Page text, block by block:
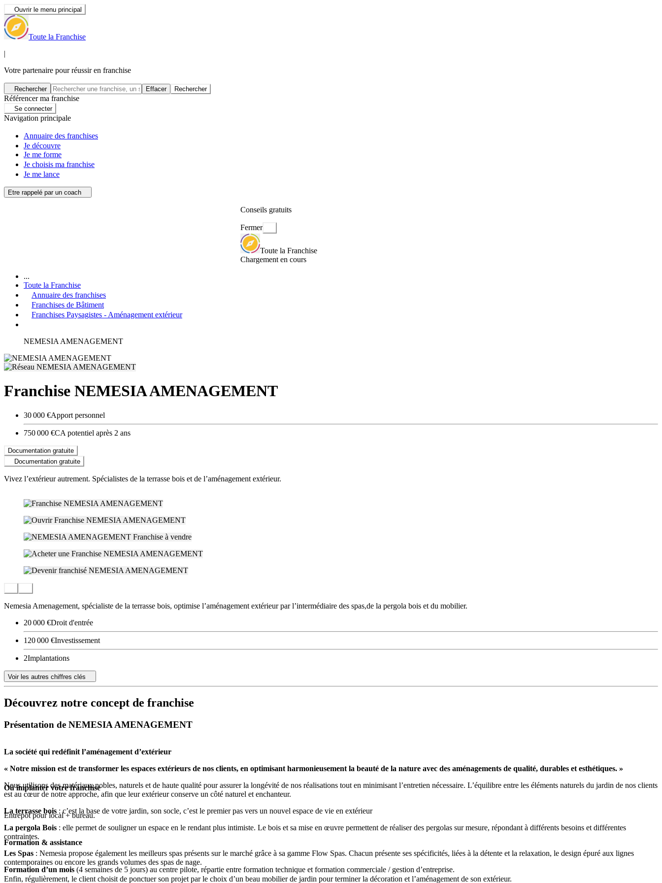
Ouvrir le menu principal
Toute la Franchise
|
Votre partenaire pour réussir en franchise
Rechercher Effacer Rechercher
Référencer ma franchise
Se connecter
Navigation principale
Annuaire des franchises
Je découvre
Je me forme
Je choisis ma franchise
Je me lance
Etre rappelé par un coach
Conseils gratuits
Fermer
Toute la Franchise
Chargement en cours
...
Toute la Franchise
Annuaire des franchises
Franchises de Bâtiment
Franchises Paysagistes - Aménagement extérieur
NEMESIA AMENAGEMENT
Franchise NEMESIA AMENAGEMENT
30 000 €Apport personnel
750 000 €CA potentiel après 2 ans
Documentation gratuite
Documentation gratuite
Vivez l’extérieur autrement. Spécialistes de la terrasse bois et de l’aménagement extérieur.
Nemesia Amenagement, spécialiste de la terrasse bois, optimise l’aménagement extérieur par l’intermédiaire des spas,de la pergola bois et du mobilier.
20 000 €Droit d'entrée
120 000 €Investissement
2Implantations
Voir les autres chiffres clés
Découvrez notre concept de franchise
Présentation de NEMESIA AMENAGEMENT
La société qui redéfinit l’aménagement d’extérieur
« Notre mission est de transformer les espaces extérieurs de nos clients, en optimisant harmonieusement la beauté de la nature avec des aménagements de qualité, durables et esthétiques. »
Nous utilisons des matériaux nobles, naturels et de haute qualité pour assurer la longévité de nos réalisations tout en minimisant l’entretien nécessaire. L’équilibre entre les éléments naturels du jardin de nos clients
est au cœur de notre approche, afin que leur extérieur conserve un côté naturel et enchanteur.
La terrasse bois : c’est la base de votre jardin, son socle, c’est le premier pas vers un nouvel espace de vie en extérieur
La pergola Bois : elle permet de souligner un espace en le rendant plus intimiste. Le bois et sa mise en œuvre permettent de réaliser des pergolas sur mesure, répondant à différents besoins et différentes
contraintes.
Les Spas : Nemesia propose également les meilleurs spas présents sur le marché grâce à sa gamme Flow Spas. Chacun présente ses spécificités, liées à la détente et la relaxation, le design épuré aux lignes
contemporaines ou encore les grands volumes des spas de nage.
Enfin, régulièrement, le client choisit de ponctuer son projet par le choix d’un beau mobilier de jardin pour terminer la décoration et l’aménagement de son extérieur.
Où implanter votre franchise
Entrepôt pour local + bureau.
Formation & assistance
Formation d’un mois (4 semaines de 5 jours) au centre pilote, répartie entre formation technique et formation commerciale / gestion d’entreprise.